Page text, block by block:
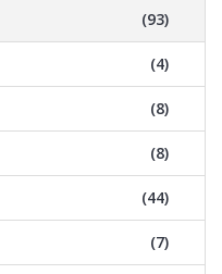
(93)
(4)
(8)
(8)
(44)
(7)